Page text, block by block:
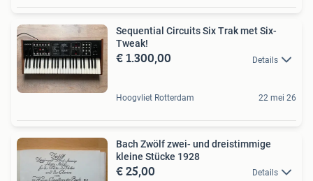
Sequential Circuits Six Trak met Six-
Tweak!
€ 1.300,00 Details
Hoogvliet Rotterdam 22 mei 26
Bach Zwölf zwei- und dreistimmige
kleine Stücke 1928
€ 25,00 Details